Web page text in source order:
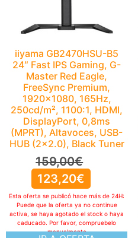
iiyama GB2470HSU-B5
24″ Fast IPS Gaming, G-
Master Red Eagle,
FreeSync Premium,
1920×1080, 165Hz,
250cd/m², 1100:1, HDMI,
DisplayPort, 0,8ms
(MPRT), Altavoces, USB-
HUB (2×2.0), Black Tuner
159,00€
123,20€
Esta oferta se publicó hace más de 24H:
Puede que la oferta ya no continue
activa, se haya agotado el stock o haya
caducado. Por favor, compruebelo
manualmente